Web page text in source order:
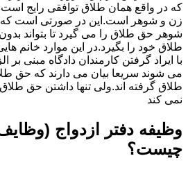
که در واقع همان طلاق توافقی رایج
زن و شوهر است.این در صورتی است که
شوهر حق طلاق را می گیرد تا بتواند
طلاق خود را بگیرد.در این موارد خانم
با ایراد گرفتن کارمندان دادگاه مبنی
می شوند سریعا بیان می دارند که حق
طلاق گرفته اند.ولی تنها داشتن حق
نمی کند
وظیفه دفتر ازدواج
چیست؟